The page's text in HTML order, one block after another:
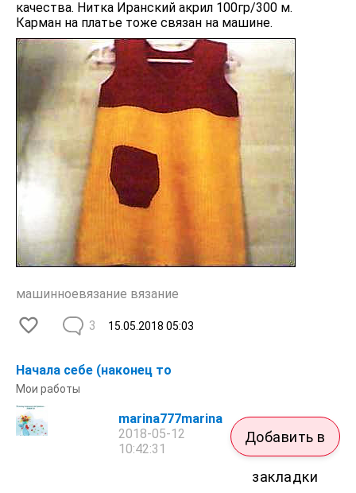
качества. Нитка Иранский акрил 100гр/300 м.
Карман на платье тоже связан на машине.
машинноевязание вязание
15.05.2018 05:03
3
Начала себе (наконец то
Мои работы
marina777marina
2018-05-12
10:42:31
Добавить в
закладки